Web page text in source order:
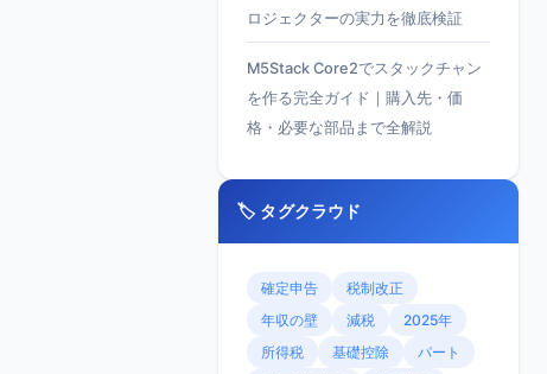
ロジェクターの実力を徹底検証
M5Stack Core2でスタックチャン
を作る完全ガイド｜購入先・価
格・必要な部品まで全解説
🏷️ タグクラウド
確定申告
税制改正
年収の壁
減税
2025年
所得税
基礎控除
パート